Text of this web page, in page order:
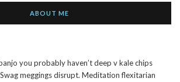
ABOUT ME
you probably haven’t deep v kale chips
meggings disrupt. Meditation flexitarian